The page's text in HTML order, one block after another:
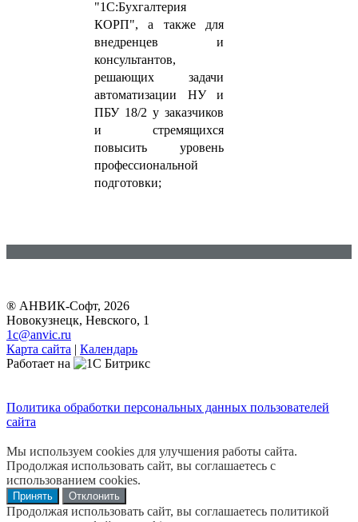
"1С:Бухгалтерия
КОРП", а также для
внедренцев и
консультантов,
решающих задачи
автоматизации НУ и
ПБУ 18/2 у заказчиков
и стремящихся
повысить уровень
профессиональной
подготовки;
® АНВИК-Софт, 2026
Новокузнецк, Невского, 1
1c@anvic.ru
Карта сайта | Календарь
Работает на
Политика обработки персональных данных пользователей
сайта
Мы используем cookies для улучшения работы сайта.
Продолжая использовать сайт, вы соглашаетесь с
использованием cookies.
Принять Отклонить
Продолжая использовать сайт, вы соглашаетесь политикой